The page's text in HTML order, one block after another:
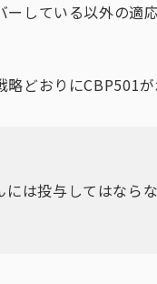
ーしている以外の適
どおりにCBP501
は投与してはならな